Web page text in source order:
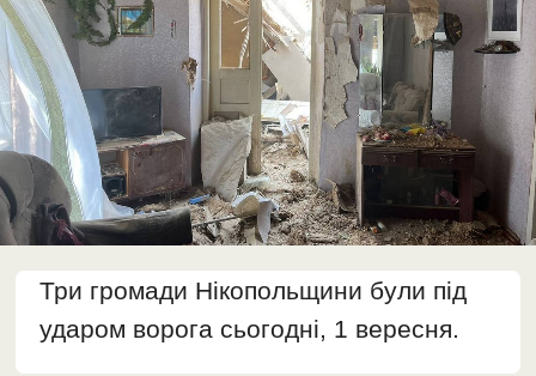
Три громади Нікопольщини були під
ударом ворога сьогодні, 1 вересня.